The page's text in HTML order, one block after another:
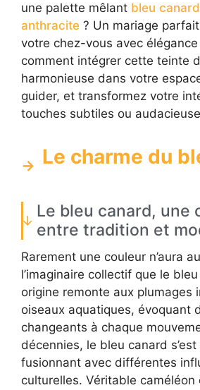
une palette mêlant bleu
anthracite ? Un mariage
votre chez-vous avec
comment intégrer cette teinte
harmonieuse dans votre
guider, et transformez votre
touches subtiles ou
Le charme du
Le bleu canard, une
entre tradition et
Rarement une couleur n’aura
l’imaginaire collectif que le
origine remonte aux plumages
oiseaux aquatiques, évoquant
changeants à chaque
décennies, le bleu canard
fusionnant avec différentes
culturelles. Véritable caméléon